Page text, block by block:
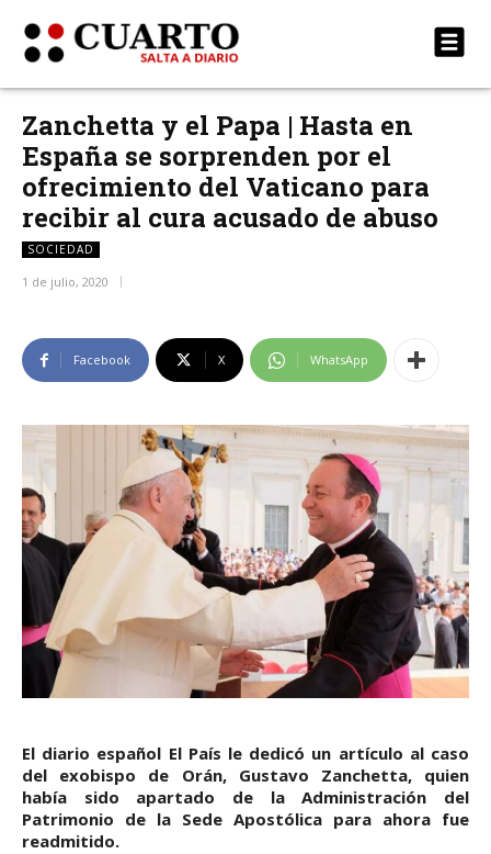
Zanchetta y el Papa | Hasta en
España se sorprenden por el
ofrecimiento del Vaticano para
recibir al cura acusado de abuso
SOCIEDAD
1 de julio, 2020
Facebook X WhatsApp
El diario español El País le dedicó un artículo al caso
del exobispo de Orán, Gustavo Zanchetta, quien
había sido apartado de la Administración del
Patrimonio de la Sede Apostólica para ahora fue
readmitido.